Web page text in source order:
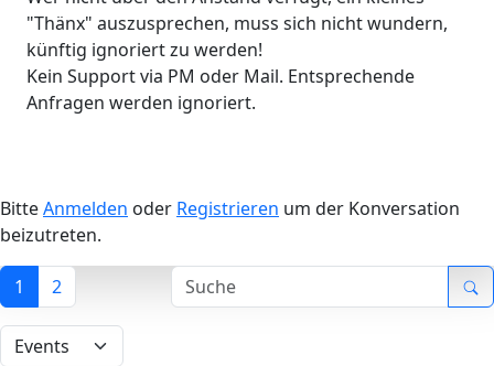
"Thänx" auszusprechen, muss sich nicht wundern,
künftig ignoriert zu werden!
Kein Support via PM oder Mail. Entsprechende
Anfragen werden ignoriert.
BitteAnmelden oder Registrieren um der Konversation
beizutreten.
1 2